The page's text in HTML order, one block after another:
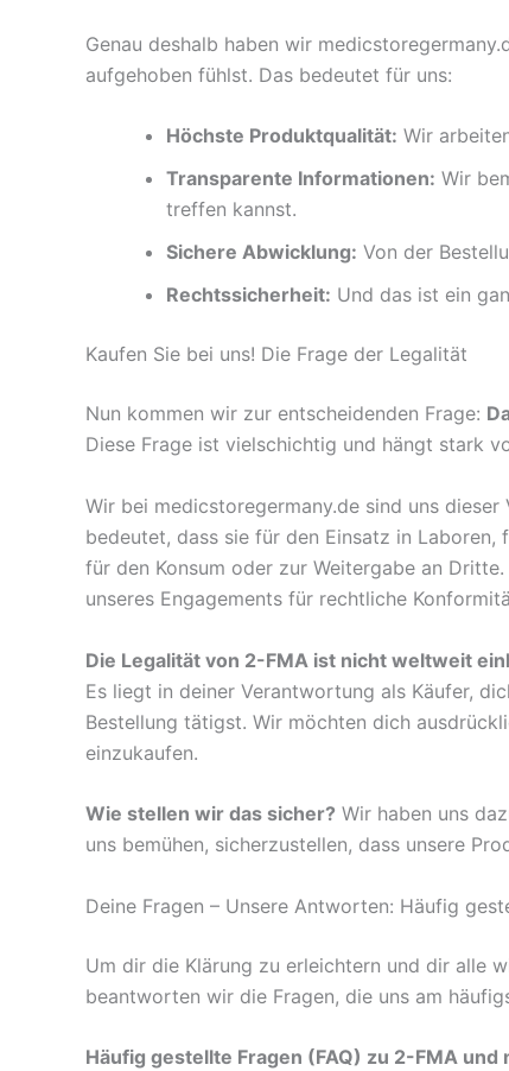
Genau deshalb haben wir
aufgehoben fühlst. Das bedeutet für uns:
Höchste Produktqualität: Wir
Transparente Informationen: Wir
treffen kannst.
Sichere Abwicklung: Von der
Rechtssicherheit: Und das ist ein
Kaufen Sie bei uns! Die Frage der Legalität
Nun kommen wir zur entscheidenden Frage:
Diese Frage ist vielschichtig und hängt stark
Wir bei medicstoregermany.de sind uns
bedeutet, dass sie für den Einsatz in
für den Konsum oder zur Weitergabe an
unseres Engagements für rechtliche
Die Legalität von 2-FMA ist nicht weltweit
Es liegt in deiner Verantwortung als Käufer,
Bestellung tätigst. Wir möchten dich
einzukaufen.
Wie stellen wir das sicher? Wir haben uns
uns bemühen, sicherzustellen, dass unsere
Deine Fragen – Unsere Antworten: Häufig
Um dir die Klärung zu erleichtern und dir alle
beantworten wir die Fragen, die uns am
Häufig gestellte Fragen (FAQ) zu 2-FMA